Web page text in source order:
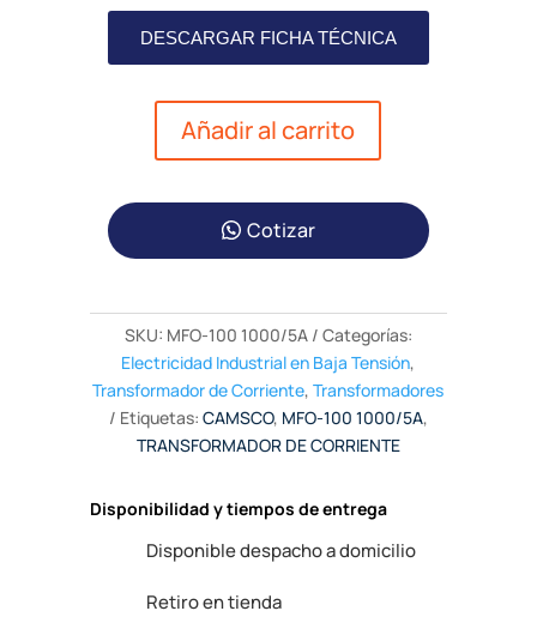
DESCARGAR FICHA TÉCNICA
Añadir al carrito
Cotizar
SKU: MFO-100 1000/5A
Categorías:
Electricidad Industrial en Baja Tensión,
Transformador de Corriente,Transformadores
Etiquetas: CAMSCO, MFO-100 1000/5A,
TRANSFORMADOR DE CORRIENTE
Disponibilidad y tiempos de entrega
Disponible despacho a domicilio
Retiro en tienda